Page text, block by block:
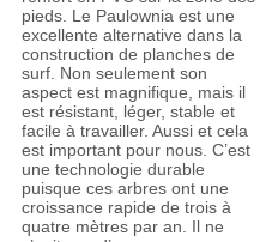
pieds. Le Paulownia est une
excellente alternative dans la
construction de planches de
surf. Non seulement son
aspect est magnifique, mais il
est résistant, léger, stable et
facile à travailler. Aussi et cela
est important pour nous. C’est
une technologie durable
puisque ces arbres ont une
croissance rapide de trois à
quatre mètres par an. Il ne